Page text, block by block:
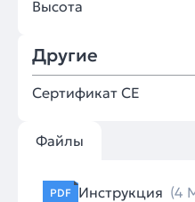
Высота
Другие
Сертификат CE
Файлы
PDF Инструкция (4